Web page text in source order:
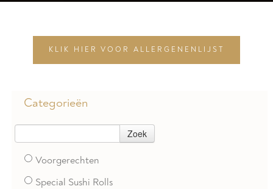
KLIK HIER VOOR ALLERGENENLIJST
Categorieën
Zoek
Voorgerechten
Special Sushi Rolls